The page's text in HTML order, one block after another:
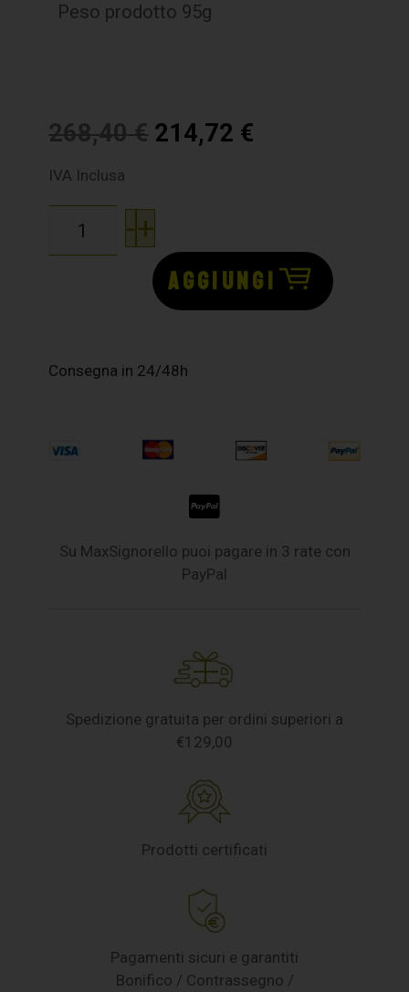
Peso prodotto 95g
268,40€ 214,72 €
IVA Inclusa
-+
AGGIUNGI
Consegna in 24/48h
Su MaxSignorello puoi pagare in 3 rate con
PayPal
Spedizione gratuita per ordini superiori a
€129,00
Prodotti certificati
Pagamenti sicuri e garantiti
Bonifico / Contrassegno /